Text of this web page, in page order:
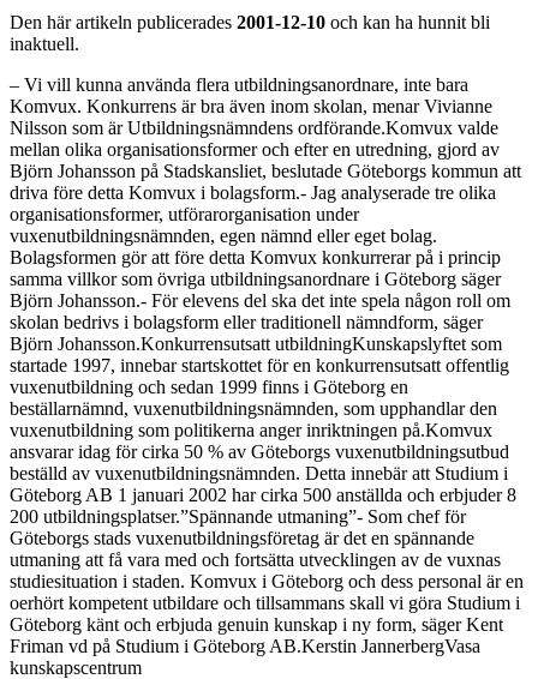
Den här artikeln publicerades 2001-12-10 och kan ha hunnit bli
inaktuell.
– Vi vill kunna använda flera utbildningsanordnare, inte bara
Komvux. Konkurrens är bra även inom skolan, menar Vivianne
Nilsson som är Utbildningsnämndens ordförande.Komvux valde
mellan olika organisationsformer och efter en utredning, gjord av
Björn Johansson på Stadskansliet, beslutade Göteborgs kommun att
driva före detta Komvux i bolagsform.- Jag analyserade tre olika
organisationsformer, utförarorganisation under
vuxenutbildningsnämnden, egen nämnd eller eget bolag.
Bolagsformen gör att före detta Komvux konkurrerar på i princip
samma villkor som övriga utbildningsanordnare i Göteborg säger
Björn Johansson.- För elevens del ska det inte spela någon roll om
skolan bedrivs i bolagsform eller traditionell nämndform, säger
Björn Johansson.Konkurrensutsatt utbildningKunskapslyftet som
startade 1997, innebar startskottet för en konkurrensutsatt offentlig
vuxenutbildning och sedan 1999 finns i Göteborg en
beställarnämnd, vuxenutbildningsnämnden, som upphandlar den
vuxenutbildning som politikerna anger inriktningen på.Komvux
ansvarar idag för cirka 50 % av Göteborgs vuxenutbildningsutbud
beställd av vuxenutbildningsnämnden. Detta innebär att Studium i
Göteborg AB 1 januari 2002 har cirka 500 anställda och erbjuder 8
200 utbildningsplatser.”Spännande utmaning”- Som chef för
Göteborgs stads vuxenutbildningsföretag är det en spännande
utmaning att få vara med och fortsätta utvecklingen av de vuxnas
studiesituation i staden. Komvux i Göteborg och dess personal är en
oerhört kompetent utbildare och tillsammans skall vi göra Studium i
Göteborg känt och erbjuda genuin kunskap i ny form, säger Kent
Friman vd på Studium i Göteborg AB.Kerstin JannerbergVasa
kunskapscentrum